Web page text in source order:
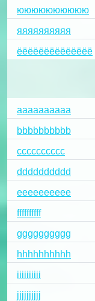
юююююююююю
яяяяяяяяяя
ёёёёёёёёёёёёёё
aaaaaaaaaa
bbbbbbbbbb
cccccccccc
dddddddddd
eeeeeeeeee
ffffffffff
gggggggggg
hhhhhhhhhh
iiiiiiiiii
jjjjjjjjjj